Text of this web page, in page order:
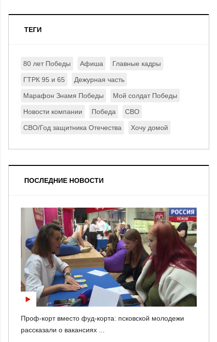
ТЕГИ
80 лет Победы Афиша Главные кадры
ГТРК 95 и 65 Дежурная часть
Марафон Знамя Победы Мой солдат Победы
Новости компании Победа СВО
СВО/Год защитника Отечества Хочу домой
ПОСЛЕДНИЕ НОВОСТИ
Проф-корт вместо фуд-корта: псковской молодежи
рассказали о вакансиях ...